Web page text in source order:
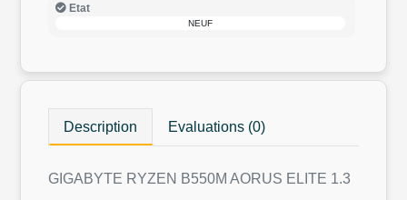
Etat
NEUF
Description Evaluations (0)
GIGABYTE RYZEN B550M AORUS ELITE 1.3